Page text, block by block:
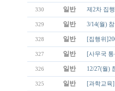
330 일반 제2차 집
329 일반 3/14(월)
328 일반 [집행위
327 일반 [사무국
326 일반 12/27(월)
325 일반 [과학교육]